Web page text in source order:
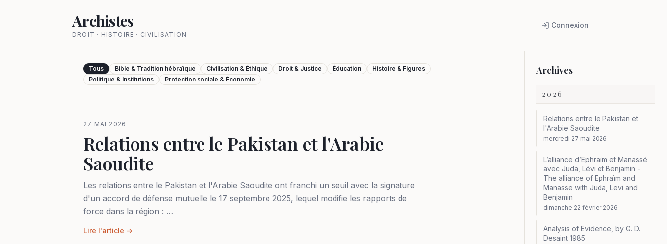
Archistes
DROIT · HISTOIRE · CIVILISATION
Connexion
Tous Bible & Tradition hébraïque Civilisation & Éthique Droit & Justice Éducation
Histoire & Figures
Politique & Institutions
Protection sociale & Économie
27 MAI 2026
Relations entre le Pakistan et l'Arabie
Saoudite
Les relations entre le Pakistan et l'Arabie Saoudite ont franchi un seuil avec la signature
d'un accord de défense mutuelle le 17 septembre 2025, lequel modifie les rapports de
force dans la région : …
Lire l'article →
Archives
2026
Relations entre le Pakistan et
l'Arabie Saoudite
mercredi 27 mai 2026
L’alliance d’Ephraïm et Manassé
avec Juda, Lévi et Benjamin -
The alliance of Ephraïm and
Manasse with Juda, Levi and
Benjamin
dimanche 22 février 2026
Analysis of Evidence, by G. D.
Desaint 1985